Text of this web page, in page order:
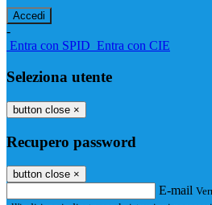
-
Entra con SPID Entra con CIE
Seleziona utente
button close ×
Recupero password
button close ×
E-mail